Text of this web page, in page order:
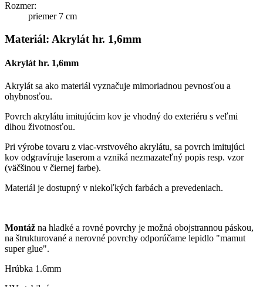
Rozmer:
priemer 7 cm
Materiál: Akrylát hr. 1,6mm
Akrylát hr. 1,6mm
Akrylát sa ako materiál vyznačuje mimoriadnou pevnosťou a
ohybnosťou.
Povrch akrylátu imitujúcim kov je vhodný do exteriéru s veľmi
dlhou životnosťou.
Pri výrobe tovaru z viac-vrstvového akrylátu, sa povrch imitujúci
kov odgravíruje laserom a vzniká nezmazateľný popis resp. vzor
(väčšinou v čiernej farbe).
Materiál je dostupný v niekoľkých farbách a prevedeniach.
Montáž na hladké a rovné povrchy je možná obojstrannou páskou,
na štrukturované a nerovné povrchy odporúčame lepidlo "mamut
super glue".
Hrúbka 1.6mm